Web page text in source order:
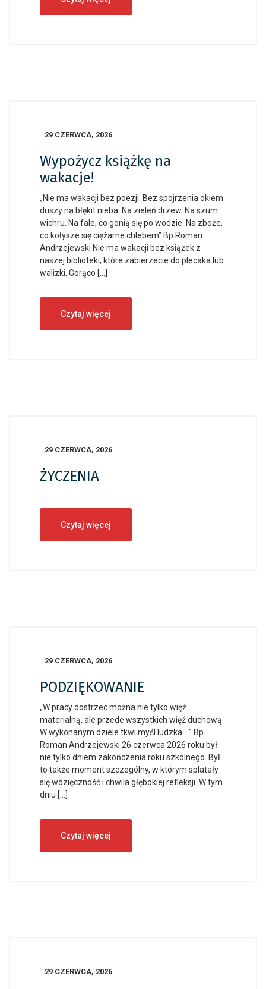
29 CZERWCA, 2026
Wypożycz książkę na
wakacje!
„Nie ma wakacji bez poezji. Bez spojrzenia okiem
duszy na błękit nieba. Na zieleń drzew. Na szum
wichru. Na fale, co gonią się po wodzie. Na zboże,
co kołysze się ciężarne chlebem” Bp Roman
Andrzejewski Nie ma wakacji bez książek z
naszej biblioteki, które zabierzecie do plecaka lub
walizki. Gorąco […]
Czytaj więcej
29 CZERWCA, 2026
ŻYCZENIA
Czytaj więcej
29 CZERWCA, 2026
PODZIĘKOWANIE
„W pracy dostrzec można nie tylko więź
materialną, ale przede wszystkich więź duchową.
W wykonanym dziele tkwi myśl ludzka….” Bp
Roman Andrzejewski 26 czerwca 2026 roku był
nie tylko dniem zakończenia roku szkolnego. Był
to także moment szczególny, w którym splatały
się wdzięczność i chwila głębokiej refleksji. W tym
dniu […]
Czytaj więcej
29 CZERWCA, 2026